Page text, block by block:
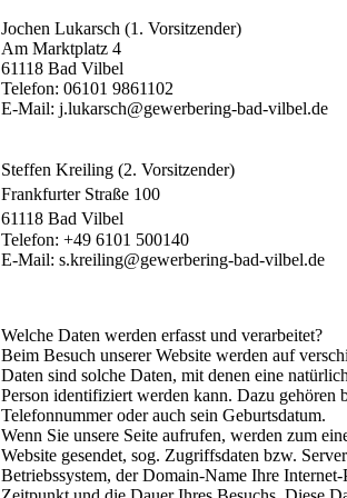
Jochen Lukarsch (1. Vorsitzender)
Am Marktplatz 4
61118 Bad Vilbel
Telefon: 06101 9861102
E-Mail: j.lukarsch@gewerbering-bad-vilbel.de
Steffen Kreiling (2. Vorsitzender)
Frankfurter Straße 100
61118 Bad Vilbel
Telefon: +49 6101 500140
E-Mail: s.kreiling@gewerbering-bad-vilbel.de
Welche Daten werden erfasst und verarbeitet?
Beim Besuch unserer Website werden auf
Daten sind solche Daten, mit denen eine
Person identifiziert werden kann. Dazu gehören
Telefonnummer oder auch sein Geburtsdatum.
Wenn Sie unsere Seite aufrufen, werden zum
Website gesendet, sog. Zugriffsdaten bzw.
Betriebssystem, der Domain-Name Ihre